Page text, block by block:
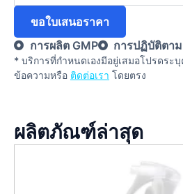
ขอใบเสนอราคา
การผลิต GMP
การปฏิบัติตา
* บริการที่กําหนดเองมีอยู่เสมอโปรดระ
ข้อความหรือ ติดต่อเรา โดยตรง
ผลิตภัณฑ์ล่าสุด